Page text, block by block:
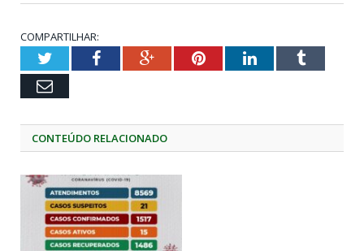
COMPARTILHAR:
TwitterFacebookGoogle+PinterestLinkedInTumblr
Email
CONTEÚDO RELACIONADO